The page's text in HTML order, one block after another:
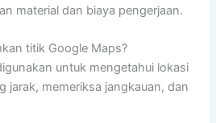
material dan biaya pengerjaan.
titik Google Maps?
untuk mengetahui lokasi
jarak, memeriksa jangkauan, dan